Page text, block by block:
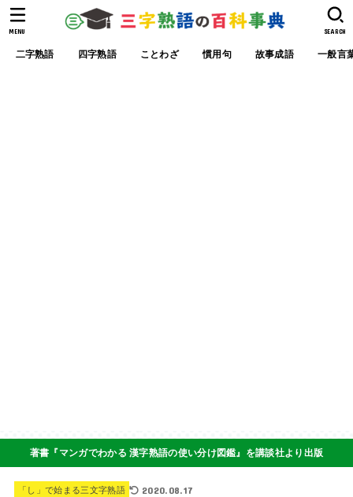
二字熟語 四字熟語 ことわざ 慣用句 故事成語 一般言
SEARCH
MENU
著書『マンガでわかる 漢字熟語の使い分け図鑑』を講談社より出版
「し」で始まる三文字熟語 2020.08.17